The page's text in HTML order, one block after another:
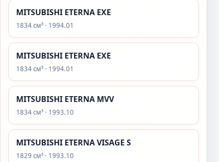
MITSUBISHI ETERNA EXE
1834 см³ · 1994.01
MITSUBISHI ETERNA EXE
1834 см³ · 1994.01
MITSUBISHI ETERNA MVV
1834 см³ · 1993.10
MITSUBISHI ETERNA VISAGE S
1829 см³ · 1993.10